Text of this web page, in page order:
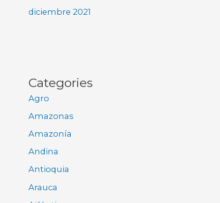
diciembre 2021
Categories
Agro
Amazonas
Amazonía
Andina
Antioquia
Arauca